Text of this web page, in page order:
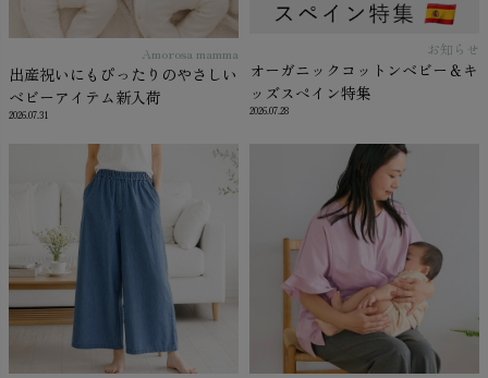
Amorosa mamma
出産祝いにもぴったりのやさしい
ベビーアイテム新入荷
2026.07.31
お知らせ
オーガニックコットンベビー＆キ
ッズスペイン特集
2026.07.28